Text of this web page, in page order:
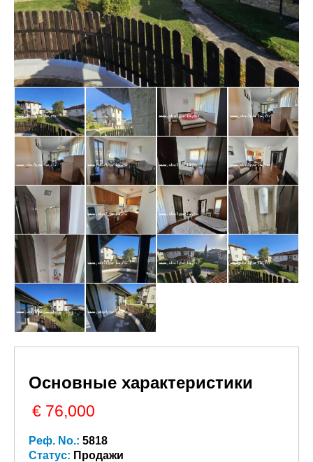
Основные характеристики
€ 76,000
Реф. No.: 5818
Статус: Продажи